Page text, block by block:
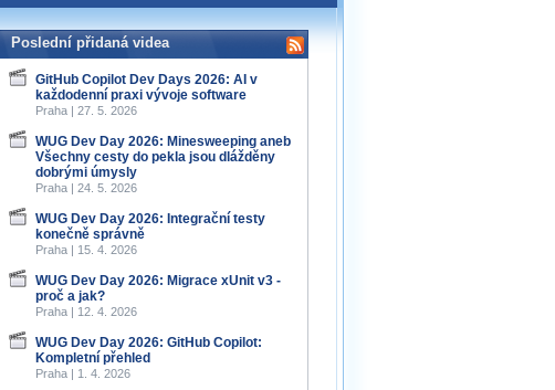
Poslední přidaná videa
GitHub Copilot Dev Days 2026: AI v
každodenní praxi vývoje software
Praha | 27. 5. 2026
WUG Dev Day 2026: Minesweeping aneb
Všechny cesty do pekla jsou dlážděny
dobrými úmysly
Praha | 24. 5. 2026
WUG Dev Day 2026: Integrační testy
konečně správně
Praha | 15. 4. 2026
WUG Dev Day 2026: Migrace xUnit v3 -
proč a jak?
Praha | 12. 4. 2026
WUG Dev Day 2026: GitHub Copilot:
Kompletní přehled
Praha | 1. 4. 2026